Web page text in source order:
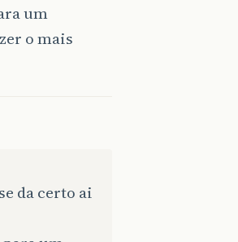
um
o mais
da certo ai